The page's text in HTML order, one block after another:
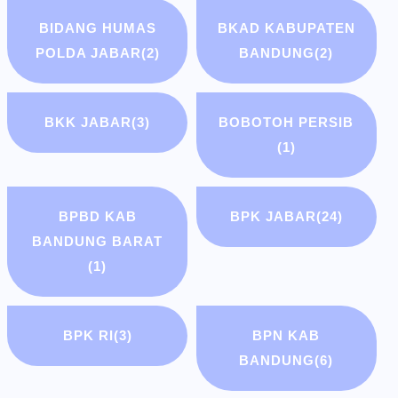
BIDANG HUMAS
POLDA JABAR(2)
BKAD KABUPATEN
BANDUNG(2)
BKK JABAR(3)
BOBOTOH PERSIB
(1)
BPBD KAB
BANDUNG BARAT
(1)
BPK JABAR(24)
BPK RI(3)
BPN KAB
BANDUNG(6)